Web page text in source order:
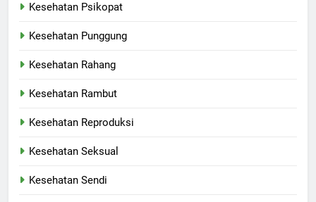
Kesehatan Psikopat
Kesehatan Punggung
Kesehatan Rahang
Kesehatan Rambut
Kesehatan Reproduksi
Kesehatan Seksual
Kesehatan Sendi